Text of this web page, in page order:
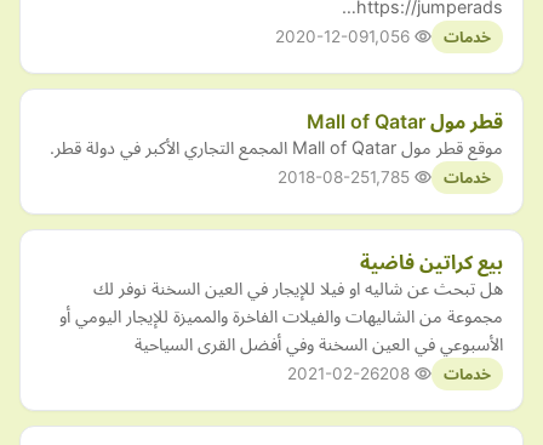
https://jumperads…
خدمات 2020-12-09
قطر مول Mall of Qatar
موقع قطر مول Mall of Qatar المجمع التجاري الأكبر في دولة قطر.
خدمات 2018-08-25
بيع كراتين فاضية
هل تبحث عن شاليه او فيلا للإيجار في العين السخنة نوفر لك
مجموعة من الشاليهات والفيلات الفاخرة والمميزة للإيجار اليومي أو
الأسبوعي في العين السخنة وفي أفضل القرى السياحية
خدمات 2021-02-26